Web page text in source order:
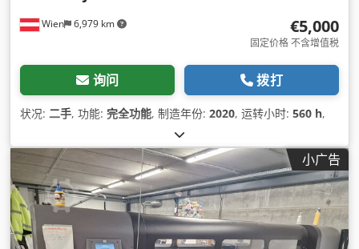
Wien 6,979 km €5,000
固定价格 不含增值税
询问 拨打
状况: 二手, 功能: 完全功能, 制造年份: 2020, 运转小时: 560 h,
小广告